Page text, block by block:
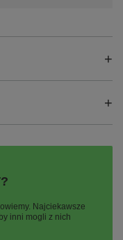
Najciekawsze
inni mogli z nich